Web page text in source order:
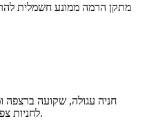
מתקן הרמה ממונע חשמלית
חניה עגולה, שקועה ברצפה
לחניות צפופות עם בעיית חניה ותמרון של רכבים.